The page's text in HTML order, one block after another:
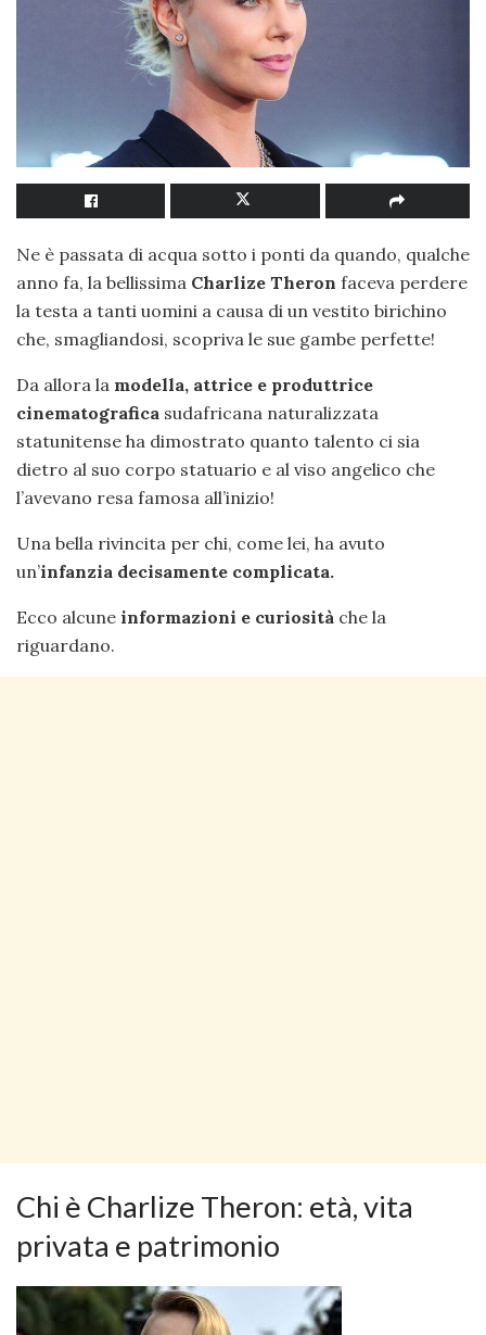
Ne è passata di acqua sotto i ponti da quando, qualche
anno fa, la bellissima Charlize Theron faceva perdere
la testa a tanti uomini a causa di un vestito birichino
che, smagliandosi, scopriva le sue gambe perfette!
Da allora la modella, attrice e produttrice
cinematografica sudafricana naturalizzata
statunitense ha dimostrato quanto talento ci sia
dietro al suo corpo statuario e al viso angelico che
l’avevano resa famosa all’inizio!
Una bella rivincita per chi, come lei, ha avuto
un’infanzia decisamente complicata.
Ecco alcune informazioni e curiosità che la
riguardano.
Chi è Charlize Theron: età, vita
privata e patrimonio